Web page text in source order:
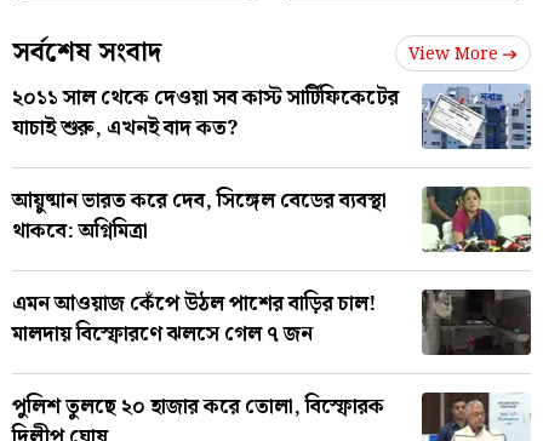
সর্বশেষ সংবাদ View More
২০১১ সাল থেকে দেওয়া সব কাস্ট সার্টিফিকেটের
যাচাই শুরু, এখনই বাদ কত?
আয়ুষ্মান ভারত করে দেব, সিঙ্গেল বেডের ব্যবস্থা
থাকবে: অগ্নিমিত্রা
এমন আওয়াজ কেঁপে উঠল পাশের বাড়ির চাল!
মালদায় বিস্ফোরণে ঝলসে গেল ৭ জন
পুলিশ তুলছে ২০ হাজার করে তোলা, বিস্ফোরক